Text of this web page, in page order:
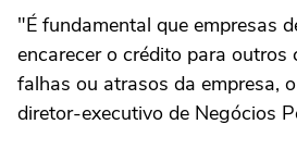
"É fundamental que empresas
encarecer o crédito para
falhas ou atrasos da empresa,
diretor-executivo de Negócios